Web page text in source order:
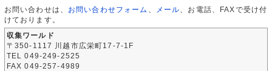
お問い合わせは、 お問い合わせフォーム メール 、お電話、FAXで受け付
けております。
収集ワールド
〒350-1117 川越市広栄町17-7-1F
TEL 049-249-2525
FAX 049-257-4989